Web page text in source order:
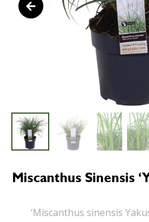
Miscanthus Sinensis
‘Miscanthus sinensis